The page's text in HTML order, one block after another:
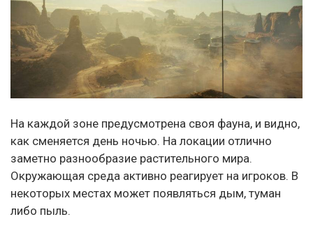
На каждой зоне предусмотрена своя фауна, и видно,
как сменяется день ночью. На локации отлично
заметно разнообразие растительного мира.
Окружающая среда активно реагирует на игроков. В
некоторых местах может появляться дым, туман
либо пыль.